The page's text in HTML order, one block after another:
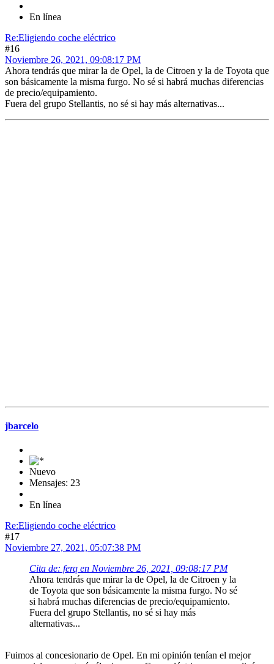
En línea
Re:Eligiendo coche eléctrico
#16
Noviembre 26, 2021, 09:08:17 PM
Ahora tendrás que mirar la de Opel, la de Citroen y la de Toyota que
son básicamente la misma furgo. No sé si habrá muchas diferencias
de precio/equipamiento.
Fuera del grupo Stellantis, no sé si hay más alternativas...
jbarcelo
Nuevo
Mensajes: 23
En línea
Re:Eligiendo coche eléctrico
#17
Noviembre 27, 2021, 05:07:38 PM
Cita de: ferq en Noviembre 26, 2021, 09:08:17 PM
Ahora tendrás que mirar la de Opel, la de Citroen y la
de Toyota que son básicamente la misma furgo. No sé
si habrá muchas diferencias de precio/equipamiento.
Fuera del grupo Stellantis, no sé si hay más
alternativas...
Fuimos al concesionario de Opel. En mi opinión tenían el mejor